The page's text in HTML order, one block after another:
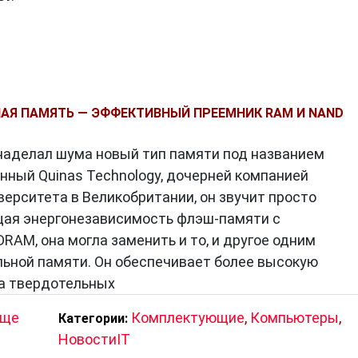
резонансного туннелирования для хранения
кристалле.
раз быстрее традиционных ПЗУ, таких как
быстрее, а время доступа к данным
значительно меньше энергии, чем ОЗУ, что
устройств.
длительным сроком службы, чем ОЗУ и ПЗУ. Она
ПАМЯТЬ — ЭФФЕКТИВНЫЙ ПРЕЕМНИК RAM И NAND
шума новый тип памяти под названием
Quinas Technology, дочерней компанией
в Великобритании, он звучит просто
энергонезависимость флэш-памяти с
она могла заменить и то, и другое одним
памяти. Он обеспечивает более высокую
твердотельных
Категории: Комплектующие, Компьютеры,
НовостиIT